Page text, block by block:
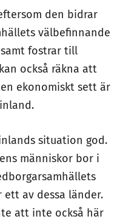
den bidrar
välbefinnande
fostrar till
också räkna att
ekonomiskt sett är
situation god.
människor bor i
av dessa länder.
att inte också här